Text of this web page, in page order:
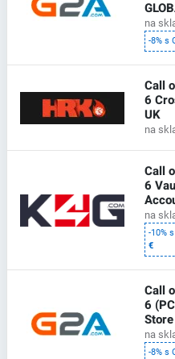
na
-8% s
Call
6
UK
na
Call
6
na
-10%
€
Call
6
na
-8% s